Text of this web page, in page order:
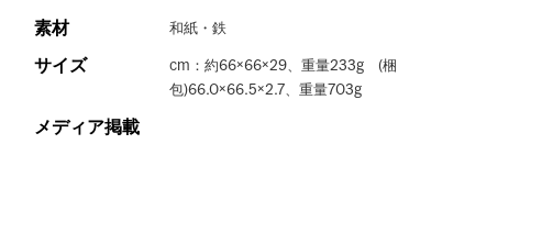
素材 和紙・鉄
サイズ
cm：約66×66×29、重量233g (梱
包)66.0×66.5×2.7、重量703g
メディア掲載